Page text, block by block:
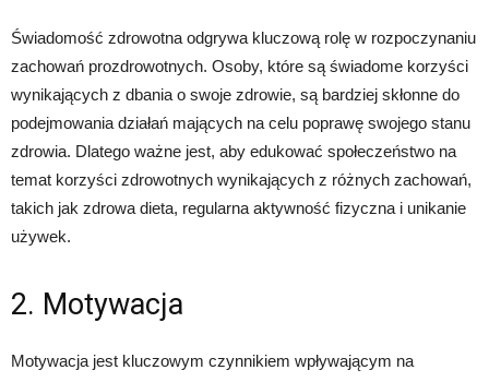
Świadomość zdrowotna odgrywa kluczową rolę w rozpoczynaniu
zachowań prozdrowotnych. Osoby, które są świadome korzyści
wynikających z dbania o swoje zdrowie, są bardziej skłonne do
podejmowania działań mających na celu poprawę swojego stanu
zdrowia. Dlatego ważne jest, aby edukować społeczeństwo na
temat korzyści zdrowotnych wynikających z różnych zachowań,
takich jak zdrowa dieta, regularna aktywność fizyczna i unikanie
używek.
2. Motywacja
Motywacja jest kluczowym czynnikiem wpływającym na